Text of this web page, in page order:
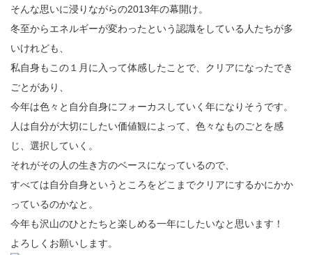
そんな思いに浸りながらの2013年の幕開け。
冬至からエネルギーが変わったという認識をしている人たちが多
いけれども、
私自身もこの１月に入って体感したことで、クリアになったでき
ごとがあり、
今年は色々と自分自身にフォーカスしていく年になりそうです。
人は自分が大切にしたい価値観によって、色々なものごとを感
じ、選択していく。
それがその人の生き方のベースになっているので、
すべては自分自身というところをどこまでクリアにするかにかか
っているのかなと。
今年も沢山のひとたちと楽しめる一年にしたいなと思います！
よろしくお願いします。